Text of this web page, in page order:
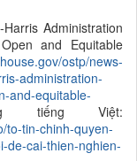
Administration
and Equitable
ostp/news-
administration-
and-equitable-
tiếng Việt:
to-tin-chinh-quyen-
de-cai-thien-nghien-